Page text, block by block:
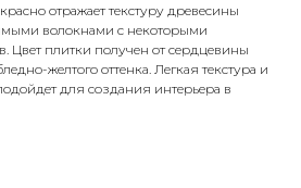
отражает текстуру древесины
волокнами с некоторыми
Цвет плитки получен от сердцевины
желтого оттенка. Легкая текстура и
для создания интерьера в